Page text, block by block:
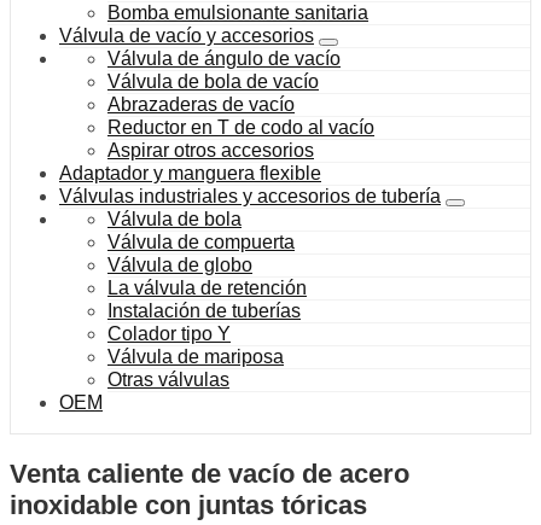
Bomba emulsionante sanitaria
Válvula de vacío y accesorios
Válvula de ángulo de vacío
Válvula de bola de vacío
Abrazaderas de vacío
Reductor en T de codo al vacío
Aspirar otros accesorios
Adaptador y manguera flexible
Válvulas industriales y accesorios de tubería
Válvula de bola
Válvula de compuerta
Válvula de globo
La válvula de retención
Instalación de tuberías
Colador tipo Y
Válvula de mariposa
Otras válvulas
OEM
Venta caliente de vacío de acero
inoxidable con juntas tóricas